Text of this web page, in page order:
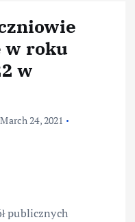
w roku
w
March 24, 2021
publicznych